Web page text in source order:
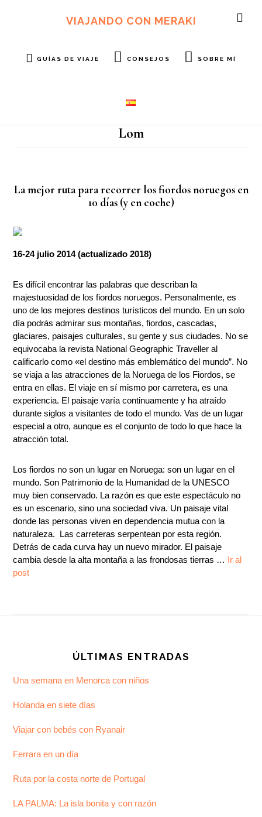
VIAJANDO CON MERAKI
GUÍAS DE VIAJE CONSEJOS SOBRE MÍ
Lom
La mejor ruta para recorrer los fiordos noruegos en
10 días (y en coche)
16-24 julio 2014 (actualizado 2018)
Es difícil encontrar las palabras que describan la
majestuosidad de los fiordos noruegos. Personalmente, es
uno de los mejores destinos turísticos del mundo. En un solo
día podrás admirar sus montañas, fiordos, cascadas,
glaciares, paisajes culturales, su gente y sus ciudades. No se
equivocaba la revista National Geographic Traveller al
calificarlo como «el destino más emblemático del mundo”. No
se viaja a las atracciones de la Noruega de los Fiordos, se
entra en ellas. El viaje en sí mismo ­por carretera, es una
experiencia. El paisaje varía continuamente y ha atraído
durante siglos a visitantes de todo el mundo. Vas de un lugar
especial a otro, aunque es el conjunto de todo lo que hace la
atracción total.
Los fiordos no son un lugar en Noruega: son un lugar en el
mundo. Son Patrimonio de la Humanidad de la UNESCO
muy bien conservado. La razón es que este espectáculo no
es un escenario, sino una sociedad viva. Un paisaje vital
donde las personas viven en dependencia mutua con la
naturaleza. Las carreteras serpentean por esta región.
Detrás de cada curva hay un nuevo mirador. El paisaje
cambia desde la alta montaña a las frondosas tierras … Ir al
post
ÚLTIMAS ENTRADAS
Una semana en Menorca con niños
Holanda en siete días
Viajar con bebés con Ryanair
Ferrara en un día
Ruta por la costa norte de Portugal
LA PALMA: La isla bonita y con razón